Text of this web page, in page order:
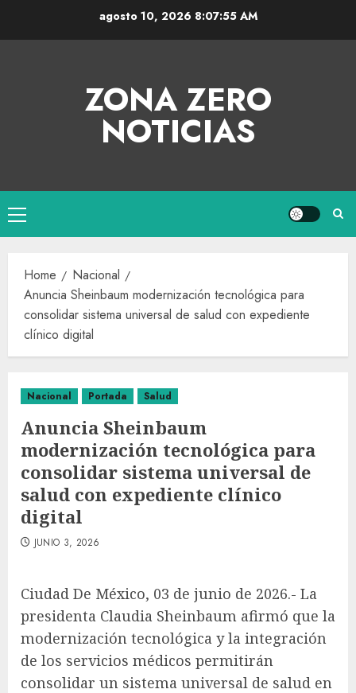
agosto 10, 2026 8:07:55 AM
ZONA ZERO
NOTICIAS
Home
Nacional
Anuncia Sheinbaum modernización tecnológica para
consolidar sistema universal de salud con expediente
clínico digital
Nacional Portada Salud
Anuncia Sheinbaum
modernización tecnológica para
consolidar sistema universal de
salud con expediente clínico
digital
JUNIO 3, 2026
Ciudad De México, 03 de junio de 2026.- La
presidenta Claudia Sheinbaum afirmó que la
modernización tecnológica y la integración
de los servicios médicos permitirán
consolidar un sistema universal de salud en